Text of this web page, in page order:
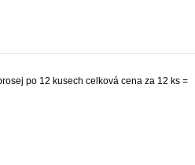
po 12 kusech celková cena za 12 ks =